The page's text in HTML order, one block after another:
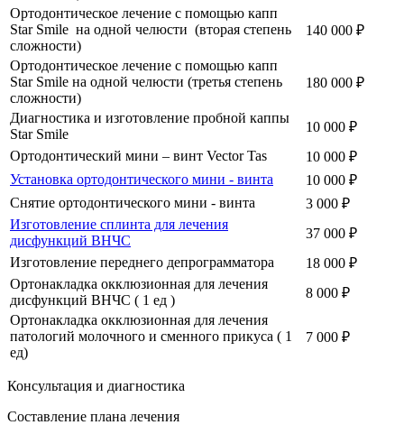
Ортодонтическое лечение с помощью капп
Star Smile на одной челюсти (вторая степень
сложности)
140 000 ₽
Ортодонтическое лечение с помощью капп
Star Smile на одной челюсти (третья степень
сложности)
180 000 ₽
Диагностика и изготовление пробной каппы
Star Smile
10 000 ₽
Ортодонтический мини – винт Vector Tas
10 000 ₽
Установка ортодонтического мини - винта
10 000 ₽
Снятие ортодонтического мини - винта
3 000 ₽
Изготовление сплинта для лечения
дисфункций ВНЧС
37 000 ₽
Изготовление переднего депрограмматора
18 000 ₽
Ортонакладка окклюзионная для лечения
дисфункций ВНЧС ( 1 ед )
8 000 ₽
Ортонакладка окклюзионная для лечения
патологий молочного и сменного прикуса ( 1
ед)
7 000 ₽
Консультация и диагностика
Составление плана лечения